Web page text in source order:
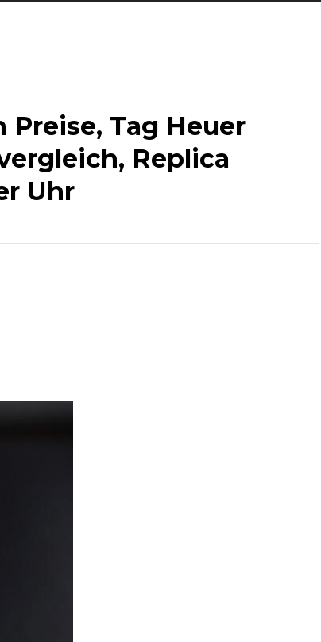
Tag Heuer
Replica
Uhr